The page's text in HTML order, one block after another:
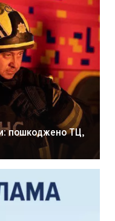
пошкоджено ТЦ,